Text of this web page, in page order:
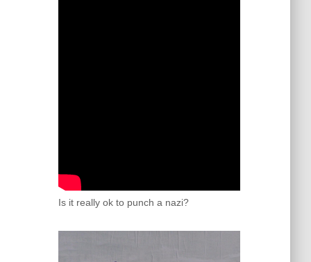
Is it really ok to punch a nazi?